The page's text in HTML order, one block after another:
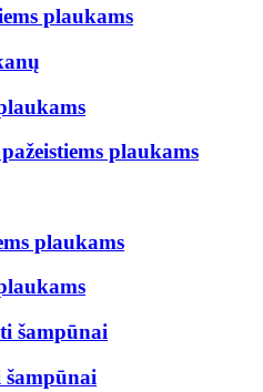
plaukams
plaukams
plaukams
šampūnai
šampūnai